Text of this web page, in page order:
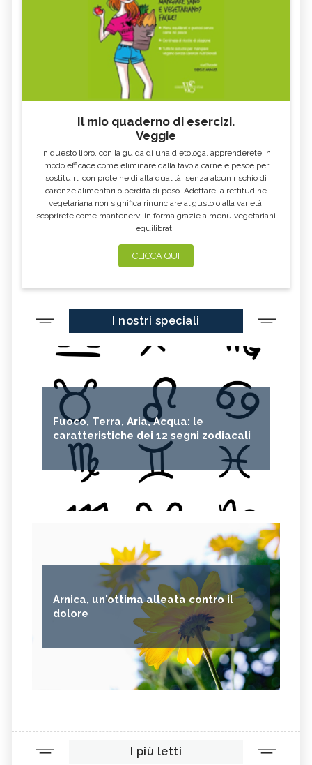
Il mio quaderno di esercizi.
Veggie
In questo libro, con la guida di una dietologa, apprenderete in
modo efficace come eliminare dalla tavola carne e pesce per
sostituirli con proteine di alta qualità, senza alcun rischio di
carenze alimentari o perdita di peso. Adottare la rettitudine
vegetariana non significa rinunciare al gusto o alla varietà:
scoprirete come mantenervi in forma grazie a menu vegetariani
equilibrati!
CLICCA QUI
I nostri speciali
Fuoco, Terra, Aria, Acqua: le
caratteristiche dei 12 segni zodiacali
Arnica, un'ottima alleata contro il
dolore
I più letti